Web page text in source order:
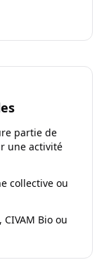
partie de
une activité
collective ou
Bio ou